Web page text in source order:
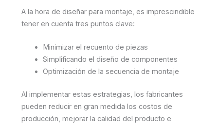
A la hora de diseñar para montaje, es imprescindible
tener en cuenta tres puntos clave:
Minimizar el recuento de piezas
Simplificando el diseño de componentes
Optimización de la secuencia de montaje
Al implementar estas estrategias, los fabricantes
pueden reducir en gran medida los costos de
producción, mejorar la calidad del producto e